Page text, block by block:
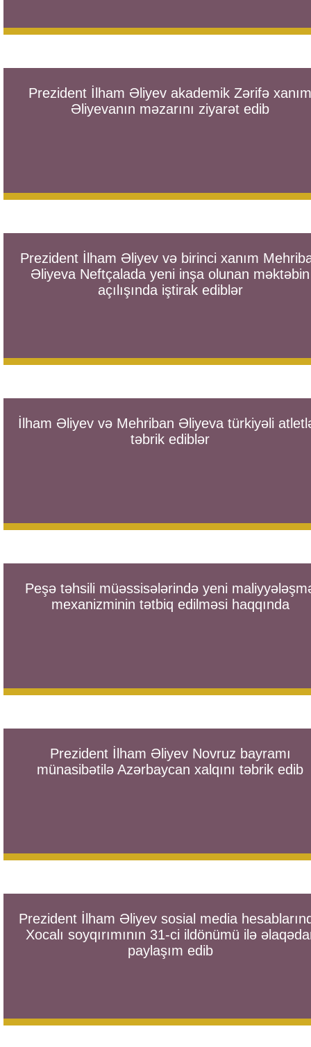
Prezident İlham Əliyev akademik Zərifə xanım
Əliyevanın məzarını ziyarət edib
Prezident İlham Əliyev və birinci xanım
Əliyeva Neftçalada yeni inşa olunan məktəbin
açılışında iştirak ediblər
İlham Əliyev və Mehriban Əliyeva türkiyəli
təbrik ediblər
Peşə təhsili müəssisələrində yeni
mexanizminin tətbiq edilməsi haqqında
Prezident İlham Əliyev Novruz bayramı
münasibətilə Azərbaycan xalqını təbrik edib
Prezident İlham Əliyev sosial media
Xocalı soyqırımının 31-ci ildönümü ilə
paylaşım edib